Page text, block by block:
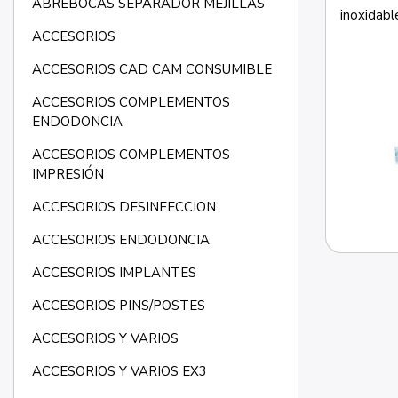
ABREBOCAS SEPARADOR MEJILLAS
ACCESORIOS
ACCESORIOS CAD CAM CONSUMIBLE
ACCESORIOS COMPLEMENTOS
ENDODONCIA
ACCESORIOS COMPLEMENTOS
IMPRESIÓN
ACCESORIOS DESINFECCION
ACCESORIOS ENDODONCIA
ACCESORIOS IMPLANTES
ACCESORIOS PINS/POSTES
ACCESORIOS Y VARIOS
ACCESORIOS Y VARIOS EX3